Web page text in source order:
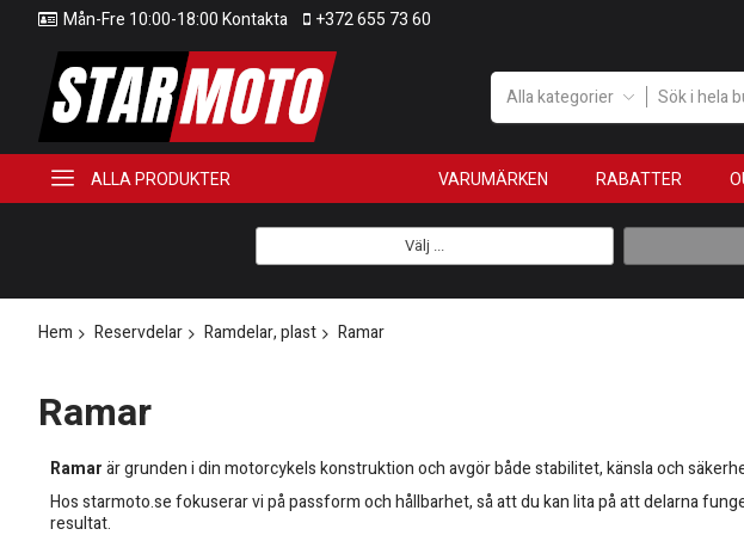
Mån-Fre 10:00-18:00 Kontakta +372 655 73 60
Alla kategorier
ALLA PRODUKTER VARUMÄRKEN RABATTER
Välj ...
Hem Reservdelar Ramdelar, plast Ramar
Ramar
Ramarär grunden i din motorcykels konstruktion och avgör både stabilitet, känsla och
Hos starmoto.se fokuserar vi på passform och hållbarhet, så att du kan lita på att delarna
resultat.